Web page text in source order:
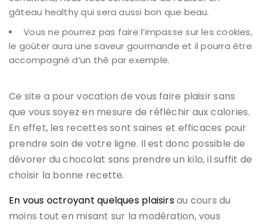
gâteau healthy qui sera aussi bon que beau.
Vous ne pourrez pas faire l’impasse sur les cookies,
le goûter aura une saveur gourmande et il pourra être
accompagné d’un thé par exemple.
Ce site a pour vocation de vous faire plaisir sans
que vous soyez en mesure de réfléchir aux calories.
En effet, les recettes sont saines et efficaces pour
prendre soin de votre ligne. Il est donc possible de
dévorer du chocolat sans prendre un kilo, il suffit de
choisir la bonne recette.
En vous octroyant quelques plaisirsau cours du
moins tout en misant sur la modération, vous